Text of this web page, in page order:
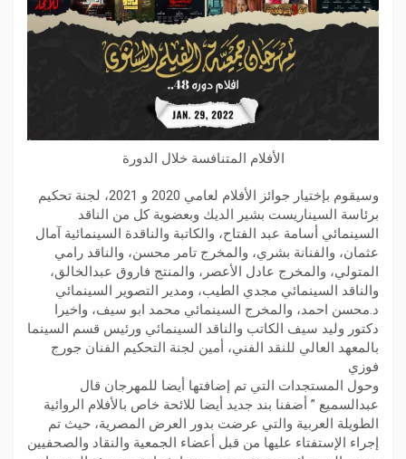
الأفلام المتنافسة خلال الدورة
وسيقوم بإختيار جوائز الأفلام لعامي 2020 و 2021، لجنة تحكيم
برئاسة السيناريست بشير الديك وبعضوية كل من الناقد
السينمائي أسامة عبد الفتاح، والكاتبة والناقدة السينمائية آمال
عثمان، والفنانة بشري، والمخرج تامر محسن، والناقد رامي
المتولي، والمخرج عادل الأعصر، والمنتج فاروق عبدالخالق،
والناقد السينمائي مجدي الطيب، ومدير التصوير السينمائي
د.محسن احمد، والمخرج السينمائي محمد ابو سيف، واخيرا
دكتور وليد سيف الكاتب والناقد السينمائي ورئيس قسم السينما
بالمعهد العالي للنقد الفني، أمين لجنة التحكيم الفنان جورج
فوزي
وحول المستجدات التي تم إضافتها أيضا للمهرجان قال
عبدالسميع ” أضفنا بند جديد أيضا للائحة خاص بالأفلام الروائية
الطويلة العربية والتي عرضت بدور العرض المصرية، حيث تم
إجراء الإستفتاء عليها من قبل أعضاء الجمعية والنقاد والصحفيين